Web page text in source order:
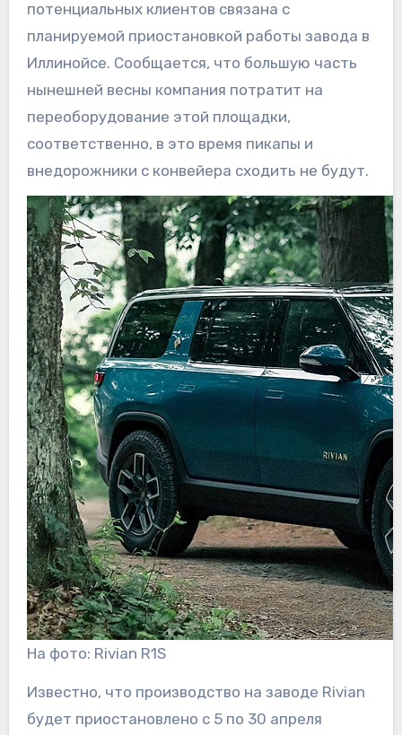
потенциальных клиентов связана с
планируемой приостановкой работы завода в
Иллинойсе. Сообщается, что большую часть
нынешней весны компания потратит на
переоборудование этой площадки,
соответственно, в это время пикапы и
внедорожники с конвейера сходить не будут.
На фото: Rivian R1S
Известно, что производство на заводе Rivian
будет приостановлено с 5 по 30 апреля